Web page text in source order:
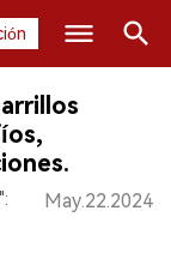
May.22.2024